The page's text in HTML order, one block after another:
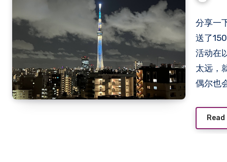
分享一
送了
活动在
太远，
偶尔也
卖，
要没有